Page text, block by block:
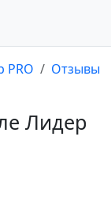
PRO
Отзывы
Лидер